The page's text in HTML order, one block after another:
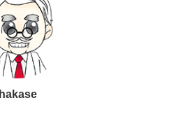
hakase